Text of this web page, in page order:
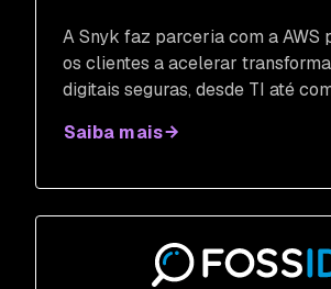
A Snyk faz parceria com a AWS
os clientes a acelerar
digitais seguras, desde TI até
Saiba mais